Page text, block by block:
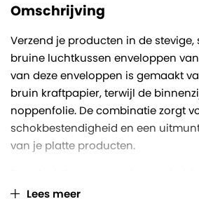
Omschrijving
Verzend je producten in de
bruine luchtkussen enveloppen
van deze enveloppen is gemaakt
bruin kraftpapier, terwijl de
noppenfolie. De combinatie zorgt
schokbestendigheid en een
van je platte producten.
afmeting van 220 x 265 mm (nr. E/
Lees meer